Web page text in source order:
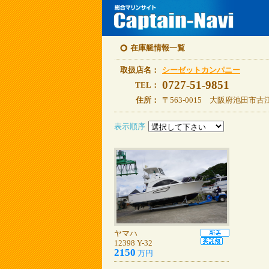
在庫艇情報一覧
取扱店名：
シーゼットカンパニー
TEL：
0727-51-9851
住所： 〒563-0015 大阪府池田市古
表示順序
ヤマハ
12398 Y-32
2150 万円